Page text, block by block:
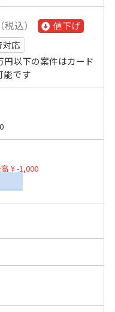
（税込）
値下げ
応
以下の案件はカード
能です
¥ -1,000